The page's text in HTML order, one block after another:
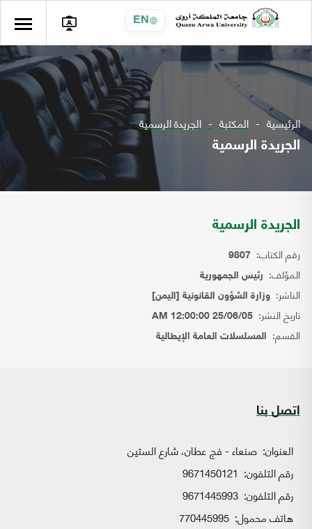
EN
الرئيسية المكتبة الجريدة الرسمية
الجريدة الرسمية
الجريدة الرسمية
رقم الكتاب: 9807
المؤلف: رئيس الجمهورية
الناشر: وزارة الشؤون القانونية [اليمن]
تاريخ النشر: 25/06/05 12:00:00 AM
القسم: المسلسلات العامة الإيطالية
اتصل بنا
العنوان: صنعاء - فج عطان، شارع الستين
رقم التلفون: 9671450121
رقم التلفون: 9671445993
هاتف محمول: 770445995